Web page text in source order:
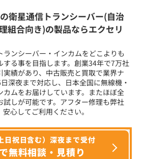
衛星通信トランシーバー(自治
組合向き)の製品ならエクセリ
ランシーバー・インカムをどこよりも
する事を目指します。創業34年で7万社
実績があり、中古販売と買取で業界ナ
深夜まで対応し、日本全国に無線機・
カムをお届けしています。またほぼ全
試しが可能です。アフター修理も弊社
心してご利用ください。
日祝日含む）深夜まで受付
無料相談・見積り